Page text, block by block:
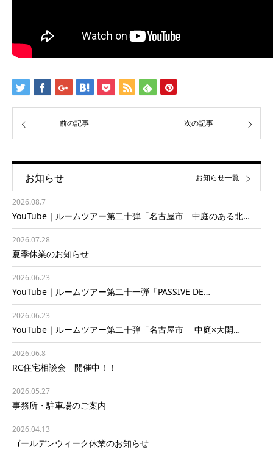
前の記事 次の記事
お知らせ
2026.08.7
YouTube｜ルームツアー第二十弾「名古屋市 中庭のある北…
2026.07.28
夏季休業のお知らせ
2026.06.23
YouTube｜ルームツアー第二十一弾「PASSIVE DE…
2026.06.23
YouTube｜ルームツアー第二十弾「名古屋市 中庭×大開…
2026.06.8
RC住宅相談会 開催中！！
2026.05.27
事務所・駐車場のご案内
2026.04.13
ゴールデンウィーク休業のお知らせ
お知らせ一覧